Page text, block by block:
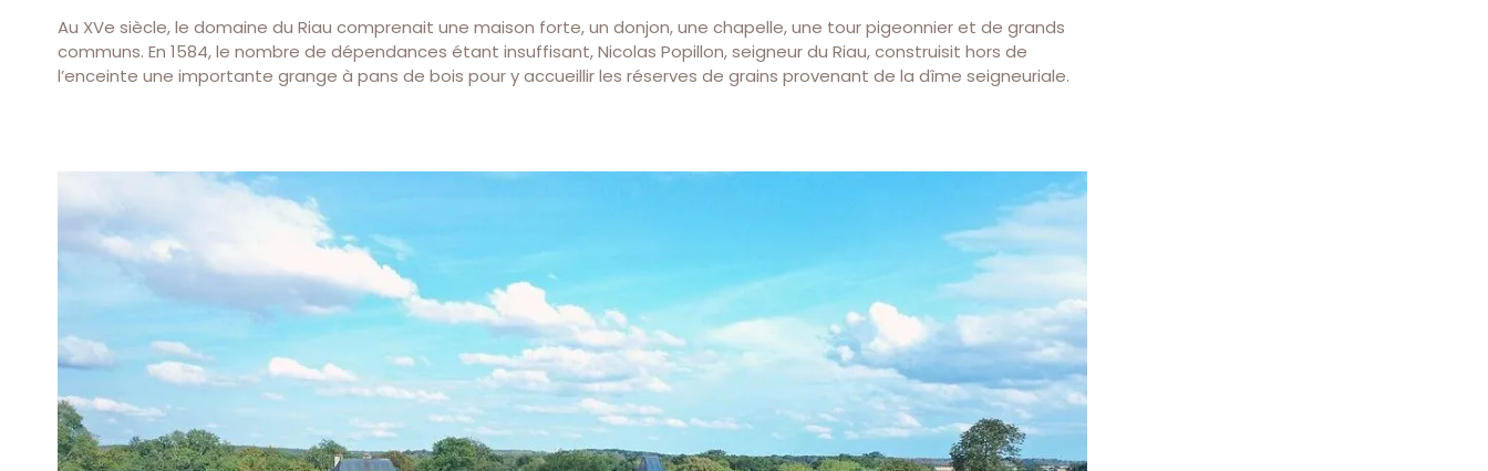
Au XVe siècle, le domaine du Riau comprenait une maison forte, un donjon, une chapelle, une tour pigeonnier et de grands
communs. En 1584, le nombre de dépendances étant insuffisant, Nicolas Popillon, seigneur du Riau, construisit hors de
l’enceinte une importante grange à pans de bois pour y accueillir les réserves de grains provenant de la dîme seigneuriale.